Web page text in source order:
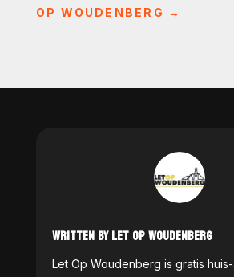
OP WOUDENBERG →
WRITTEN BY LET OP WOUDENBERG
Let Op Woudenberg is gratis